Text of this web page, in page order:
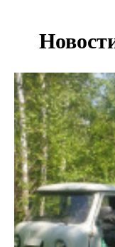
Покрытие
В Новосибирске
энтеровирусной
В Новосибирске
псевдо-мигранту